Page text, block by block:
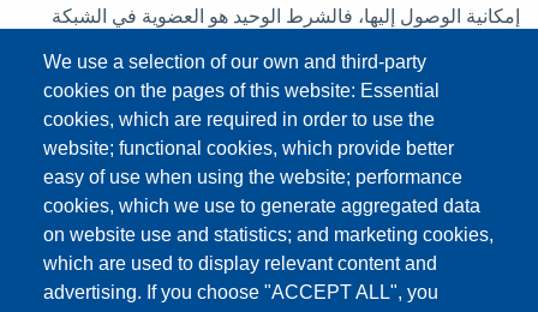
إمكانية الوصول إليها، فالشرط الوحيد هو العضوية في الشبكة
المعاهد والمؤسسات العامة والخاصة المعنية بالفعاليات البحثية
وبذلك فإن مصادر ستمثل منهلاً للعلم والمعرفة يستفيد منه
الجميع، من الطلاب والمعلمين إلى رواد الأعمال والمهنيين
المحترفين، كما ستكون متاحة في المكاتب، والفصول الدراسية،
والمختبرات، والمنازل، وحتى في المقاهي. يمكن الدخول إلى
المكتبة الافتراضية باستخدام الحواسيب الشخصية، أو الأجهزة
اللوحية، أو الهواتف الذكية.
We use a selection of our own and third-party
cookies on the pages of this website: Essential
cookies, which are required in order to use the
website; functional cookies, which provide better
easy of use when using the website; performance
cookies, which we use to generate aggregated data
on website use and statistics; and marketing cookies,
which are used to display relevant content and
advertising. If you choose "ACCEPT ALL", you